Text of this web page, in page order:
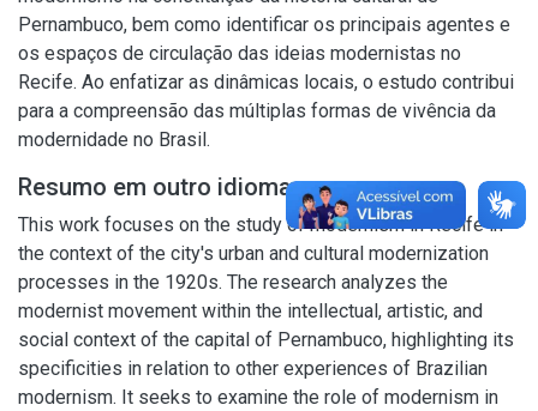
Pernambuco, bem como identificar os principais agentes e
os espaços de circulação das ideias modernistas no
Recife. Ao enfatizar as dinâmicas locais, o estudo contribui
para a compreensão das múltiplas formas de vivência da
modernidade no Brasil.
Resumo em outro idioma
This work focuses on the study of modernism in Recife in
the context of the city's urban and cultural modernization
processes in the 1920s. The research analyzes the
modernist movement within the intellectual, artistic, and
social context of the capital of Pernambuco, highlighting its
specificities in relation to other experiences of Brazilian
modernism. It seeks to examine the role of modernism in